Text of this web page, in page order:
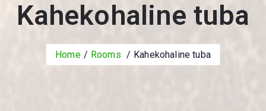
Kahekohaline tuba
Home Rooms Kahekohaline tuba